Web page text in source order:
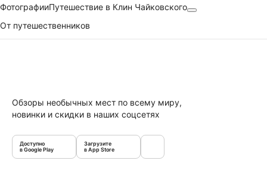
ФотографииПутешествие в Клин Чайковского
От путешественников
Обзоры необычных мест по всему миру,
новинки и скидки в наших соцсетях
Доступно
в Google Play
Загрузите
в App Store